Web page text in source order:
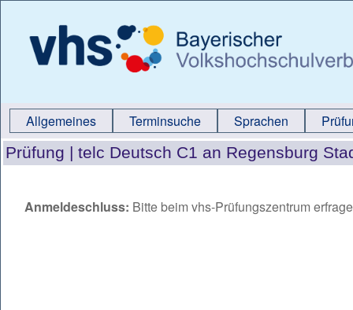
Allgemeines Terminsuche Sprachen
Prüfung | telc Deutsch C1 an Regensburg
Anmeldeschluss: Bitte beim vhs-Prüfungszentrum